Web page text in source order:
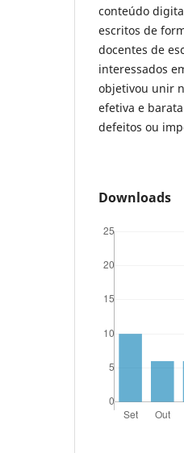
conteúdo
escritos de
docentes de
interessados
objetivou unir
efetiva e
defeitos ou
Downloads